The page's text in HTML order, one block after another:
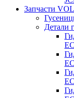
Запчасти
Детали